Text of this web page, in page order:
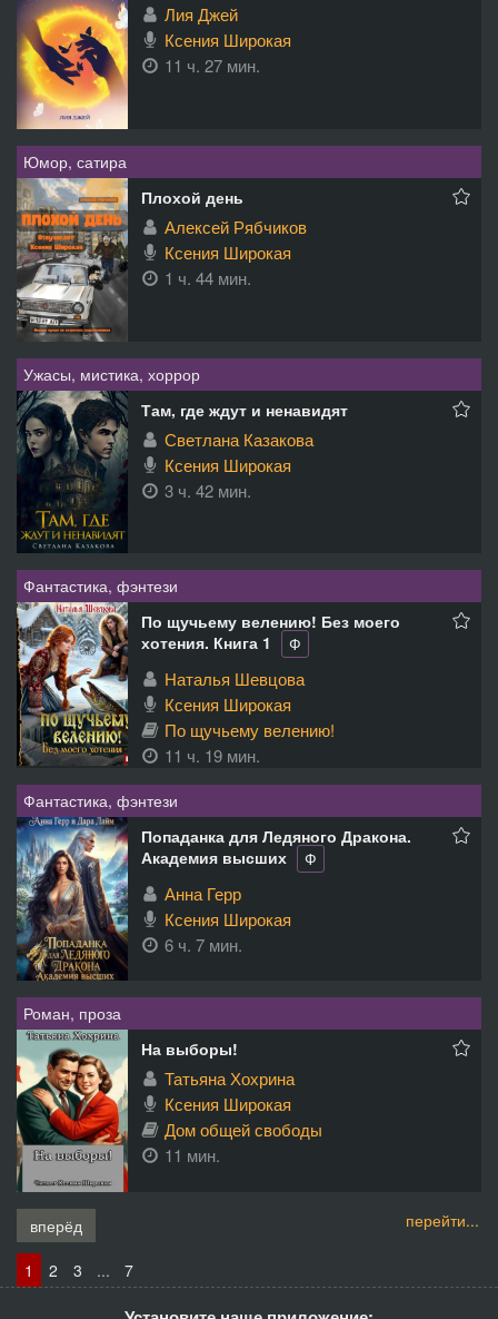
Лия Джей
Ксения Широкая
11 ч. 27 мин.
Юмор, сатира
Плохой день
Алексей Рябчиков
Ксения Широкая
1 ч. 44 мин.
Ужасы, мистика, хоррор
Там, где ждут и ненавидят
Светлана Казакова
Ксения Широкая
3 ч. 42 мин.
Фантастика, фэнтези
По щучьему велению! Без моего
хотения. Книга 1
Ф
Наталья Шевцова
Ксения Широкая
По щучьему велению!
11 ч. 19 мин.
Фантастика, фэнтези
Попаданка для Ледяного Дракона.
Академия высших
Ф
Анна Герр
Ксения Широкая
6 ч. 7 мин.
Роман, проза
На выборы!
Татьяна Хохрина
Ксения Широкая
Дом общей свободы
11 мин.
перейти...
вперёд
1
2 3 ... 7